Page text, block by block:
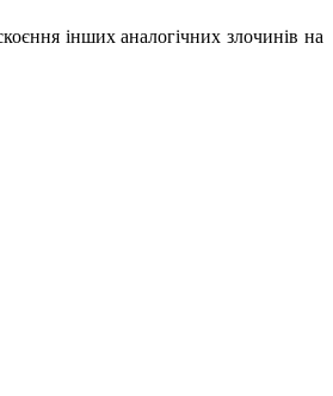
інших аналогічних злочинів на